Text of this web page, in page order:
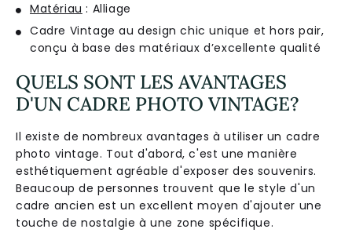
Matériau : Alliage
Cadre Vintage au design chic unique et hors pair,
conçu à base des matériaux d’excellente qualité
QUELS SONT LES AVANTAGES
D'UN CADRE PHOTO VINTAGE?
Il existe de nombreux avantages à utiliser un cadre
photo vintage. Tout d'abord, c'est une manière
esthétiquement agréable d'exposer des souvenirs.
Beaucoup de personnes trouvent que le style d'un
cadre ancien est un excellent moyen d'ajouter une
touche de nostalgie à une zone spécifique.